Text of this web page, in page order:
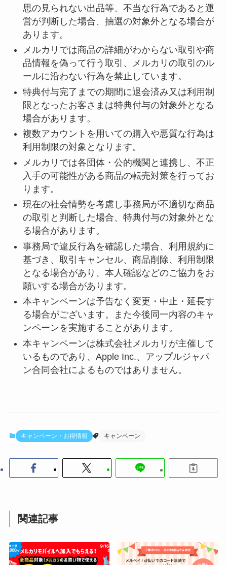
思の見られない出品等、不当な行為であると運
営が判断した場合、抽選の対象外となる場合が
あります。
メルカリでは商品の詳細がわからない取引や商
品情報を偽って行う取引、メルカリの取引のル
ールに沿わない行為を禁止しています。
特典付与完了までの期間に退会済み又は利用制
限となったお客さまは特典付与の対象外となる
場合があります。
複数アカウントを用いての購入や悪質な行為は
利用制限の対象となります。
メルカリでは各団体・公的機関と連携し、不正
入手の可能性がある商品の転売対策を行ってお
ります。
現在の社会情勢を考慮し事務局が不適切な商品
の取引と判断した場合、特典付与の対象外とな
る場合があります。
事務局で違反行為を確認した場合、利用規約に
基づき、取引キャンセル、商品削除、利用制限
となる場合があり、本人確認などのご協力をお
願いする場合があります。
本キャンペーンは予告なく変更・中止・延長す
る場合がございます。また今後同一内容のキャ
ンペーンを実施することがあります。
本キャンペーンは株式会社メルカリが主催して
いるものであり、Apple Inc.、アップルジャパ
ン合同会社によるものではありません。
キャンペーン・お得情報 キャンペーン
関連記事